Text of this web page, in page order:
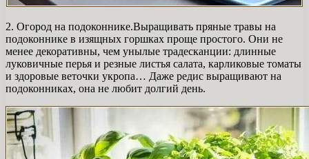
2. Огород на подоконнике.Выращивать пряные травы на
подоконнике в изящных горшках проще простого. Они не
менее декоративны, чем унылые традесканции: длинные
луковичные перья и резные листья салата, карликовые томаты
и здоровые веточки укропа… Даже редис выращивают на
подоконниках, она не любит долгий день.